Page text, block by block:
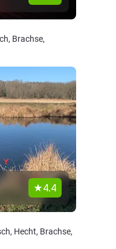
Brachse,
4.4
Hecht, Brachse,